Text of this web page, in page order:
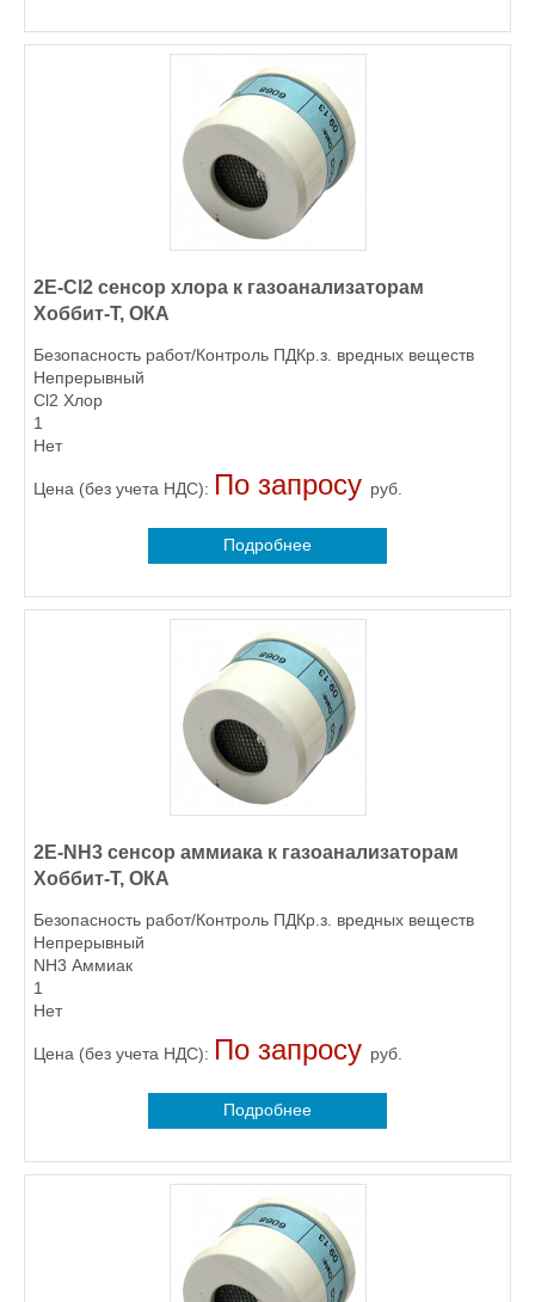
2E-Cl2 сенсор хлора к газоанализаторам
Хоббит-Т, ОКА
Безопасность работ/Контроль ПДКр.з. вредных веществ
Непрерывный
Cl2 Хлор
1
Нет
Цена (без учета НДС): По запросу руб.
Подробнее
2E-NH3 сенсор аммиака к газоанализаторам
Хоббит-Т, ОКА
Безопасность работ/Контроль ПДКр.з. вредных веществ
Непрерывный
NH3 Аммиак
1
Нет
Цена (без учета НДС): По запросу руб.
Подробнее